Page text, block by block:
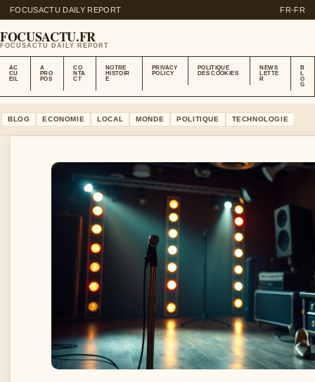
FOCUSACTU DAILY REPORT FR-FR
FOCUSACTU.FR
FOCUSACTU DAILY REPORT
AC
CU
EIL
A
PRO
POS
CO
NTA
CT
NOTRE
HISTOIR
E
PRIVACY
POLICY
POLITIQUE
DES COOKIES
NEWS
LETTE
R
B
L
O
G
BLOG ECONOMIE LOCAL MONDE POLITIQUE TECHNOLOGIE